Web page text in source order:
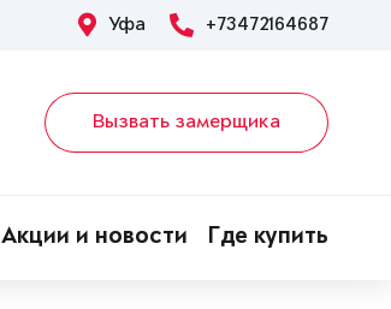
Уфа +73472164687
Вызвать замерщика
Акции и новости Где купить